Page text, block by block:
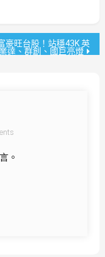
豪旺台股！站穩43K 英
業達、群創、國巨亮燈
。